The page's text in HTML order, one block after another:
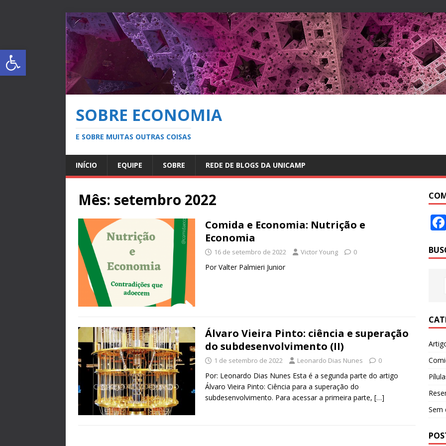
Abrir a barra de ferramentas
SOBRE ECONOMIA
E SOBRE MUITAS OUTRAS COISAS
INÍCIO EQUIPE SOBRE REDE DE BLOGS DA UNICAMP
Mês: setembro 2022
Comida e Economia: Nutrição e
Economia
16 de setembro de 2022 Victor Young 0
Por Valter Palmieri Junior
Álvaro Vieira Pinto: ciência e superação
do subdesenvolvimento (II)
1 de setembro de 2022 Leonardo Dias Nunes 0
Por: Leonardo Dias Nunes Esta é a segunda parte do artigo
Álvaro Vieira Pinto: Ciência para a superação do
subdesenvolvimento. Para acessar a primeira parte, […]
Sem